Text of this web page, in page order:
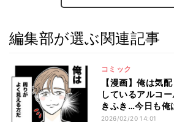
編集部が選ぶ関連記事
コミック
【漫画】俺は気
しているアルコ
きふき…今日も俺
比べて妻は…
2026/02/20 14:01